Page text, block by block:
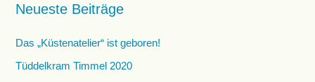
Neueste Beiträge
Das „Küstenatelier“ ist geboren!
Tüddelkram Timmel 2020